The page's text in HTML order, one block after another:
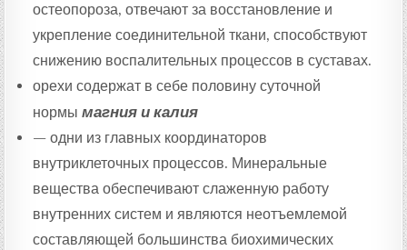
остеопороза, отвечают за восстановление и
укрепление соединительной ткани, способствуют
снижению воспалительных процессов в суставах.
орехи содержат в себе половину суточной
нормымагния и калия
— одни из главных координаторов
внутриклеточных процессов. Минеральные
вещества обеспечивают слаженную работу
внутренних систем и являются неотъемлемой
составляющей большинства биохимических